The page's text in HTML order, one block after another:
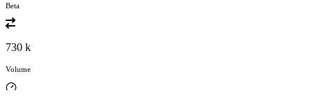
Beta
730 k
Volume